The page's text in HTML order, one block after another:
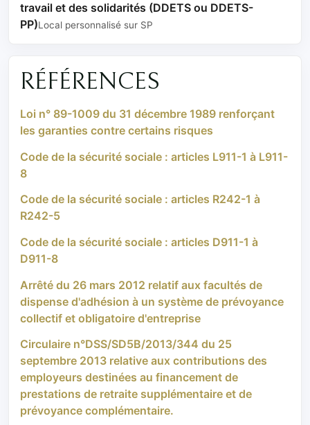
travail et des solidarités (DDETS ou DDETS-
PP)Local personnalisé sur SP
RÉFÉRENCES
Loi n° 89-1009 du 31 décembre 1989 renforçant
les garanties contre certains risques
Code de la sécurité sociale : articles L911-1 à L911-
8
Code de la sécurité sociale : articles R242-1 à
R242-5
Code de la sécurité sociale : articles D911-1 à
D911-8
Arrêté du 26 mars 2012 relatif aux facultés de
dispense d'adhésion à un système de prévoyance
collectif et obligatoire d'entreprise
Circulaire n°DSS/SD5B/2013/344 du 25
septembre 2013 relative aux contributions des
employeurs destinées au financement de
prestations de retraite supplémentaire et de
prévoyance complémentaire.